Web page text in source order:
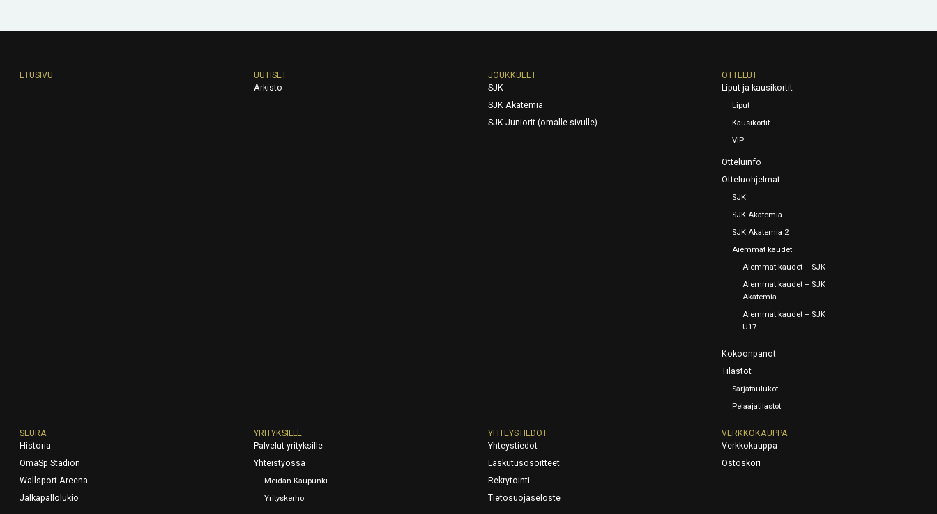
ETUSIVU
UUTISET
Arkisto
JOUKKUEET
SJK
SJK Akatemia
SJK Juniorit (omalle sivulle)
OTTELUT
Liput ja kausikortit
Liput
Kausikortit
VIP
Otteluinfo
Otteluohjelmat
SJK
SJK Akatemia
SJK Akatemia 2
Aiemmat kaudet
Aiemmat kaudet – SJK
Aiemmat kaudet – SJK
Akatemia
Aiemmat kaudet – SJK
U17
Kokoonpanot
Tilastot
Sarjataulukot
Pelaajatilastot
SEURA
Historia
OmaSp Stadion
Wallsport Areena
Jalkapallolukio
YRITYKSILLE
Palvelut yrityksille
Yhteistyössä
Meidän Kaupunki
Yrityskerho
YHTEYSTIEDOT
Yhteystiedot
Laskutusosoitteet
Rekrytointi
Tietosuojaseloste
VERKKOKAUPPA
Verkkokauppa
Ostoskori